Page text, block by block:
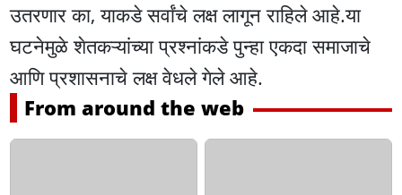
उतरणार का, याकडे सर्वांचे लक्ष लागून राहिले आहे.या
घटनेमुळे शेतकऱ्यांच्या प्रश्नांकडे पुन्हा एकदा समाजाचे
आणि प्रशासनाचे लक्ष वेधले गेले आहे.
From around the web